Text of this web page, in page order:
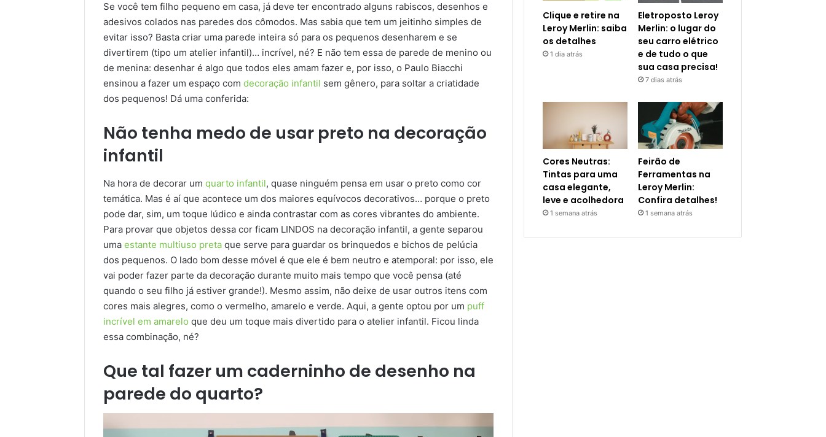
Se você tem filho pequeno em casa, já deve ter encontrado alguns rabiscos, desenhos e
adesivos colados nas paredes dos cômodos. Mas sabia que tem um jeitinho simples de
evitar isso? Basta criar uma parede inteira só para os pequenos desenharem e se
divertirem (tipo um atelier infantil)… incrível, né? E não tem essa de parede de menino ou
de menina: desenhar é algo que todos eles amam fazer e, por isso, o Paulo Biacchi
ensinou a fazer um espaço com decoração infantil sem gênero, para soltar a criatidade
dos pequenos! Dá uma conferida:
Não tenha medo de usar preto na decoração
infantil
Na hora de decorar um quarto infantil, quase ninguém pensa em usar o preto como cor
temática. Mas é aí que acontece um dos maiores equívocos decorativos… porque o preto
pode dar, sim, um toque lúdico e ainda contrastar com as cores vibrantes do ambiente.
Para provar que objetos dessa cor ficam LINDOS na decoração infantil, a gente separou
uma estante multiuso preta que serve para guardar os brinquedos e bichos de pelúcia
dos pequenos. O lado bom desse móvel é que ele é bem neutro e atemporal: por isso, ele
vai poder fazer parte da decoração durante muito mais tempo que você pensa (até
quando o seu filho já estiver grande!). Mesmo assim, não deixe de usar outros itens com
cores mais alegres, como o vermelho, amarelo e verde. Aqui, a gente optou por um puff
incrível em amarelo que deu um toque mais divertido para o atelier infantil. Ficou linda
essa combinação, né?
Que tal fazer um caderninho de desenho na
parede do quarto?
Clique e retire na
Leroy Merlin: saiba
os detalhes
1 dia atrás
Eletroposto Leroy
Merlin: o lugar do
seu carro elétrico
e de tudo o que
sua casa precisa!
7 dias atrás
Cores Neutras:
Tintas para uma
casa elegante,
leve e acolhedora
1 semana atrás
Feirão de
Ferramentas na
Leroy Merlin:
Confira detalhes!
1 semana atrás